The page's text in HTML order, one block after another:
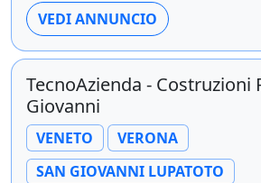
VEDI ANNUNCIO
TecnoAzienda - Costruzioni
Giovanni
VENETO
VERONA
SAN GIOVANNI LUPATOTO